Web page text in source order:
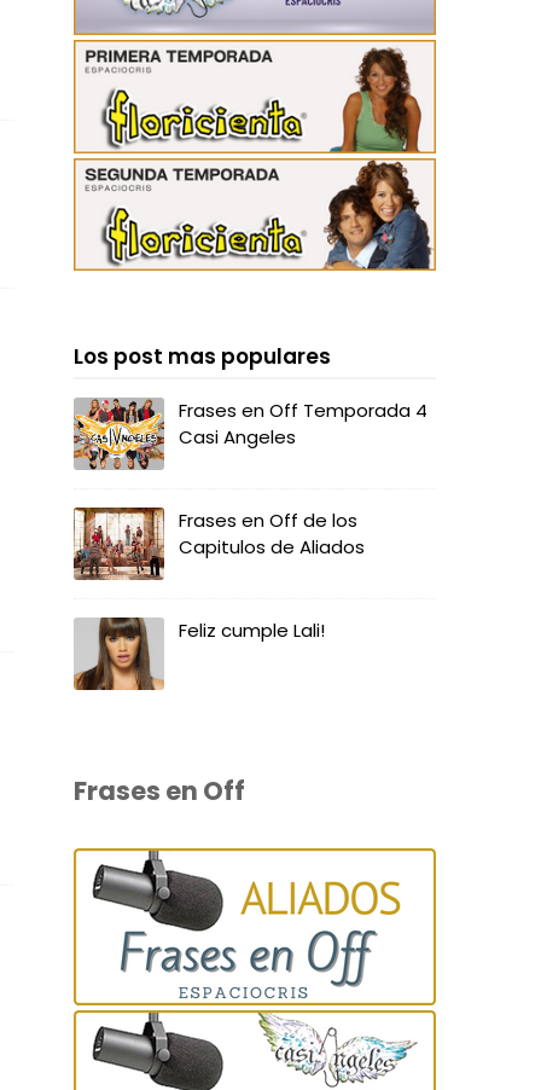
Los post mas populares
Frases en Off Temporada 4
Casi Angeles
Frases en Off de los
Capitulos de Aliados
Feliz cumple Lali!
Frases en Off